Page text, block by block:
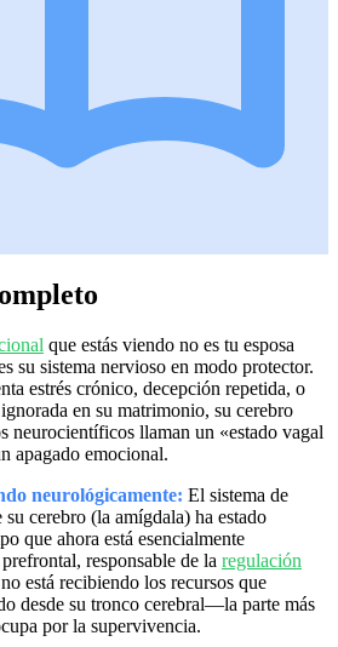
que estás viendo no es tu esposa
su sistema nervioso en modo protector.
estrés crónico, decepción repetida, o
en su matrimonio, su cerebro
neurocientíficos llaman un «estado vagal
apagado emocional.
neurológicamente: El sistema de
su cerebro (la amígdala) ha estado
que ahora está esencialmente
responsable de la regulación
está recibiendo los recursos que
desde su tronco cerebral—la parte más
por la supervivencia.